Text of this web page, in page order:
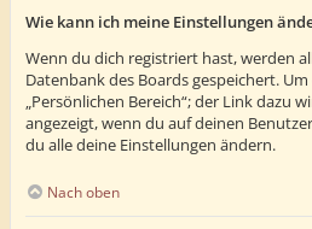
Wie kann ich meine Einstellungen
Wenn du dich registriert hast, werden
Datenbank des Boards gespeichert.
„Persönlichen Bereich“; der Link dazu
angezeigt, wenn du auf deinen
du alle deine Einstellungen ändern.
Nach oben